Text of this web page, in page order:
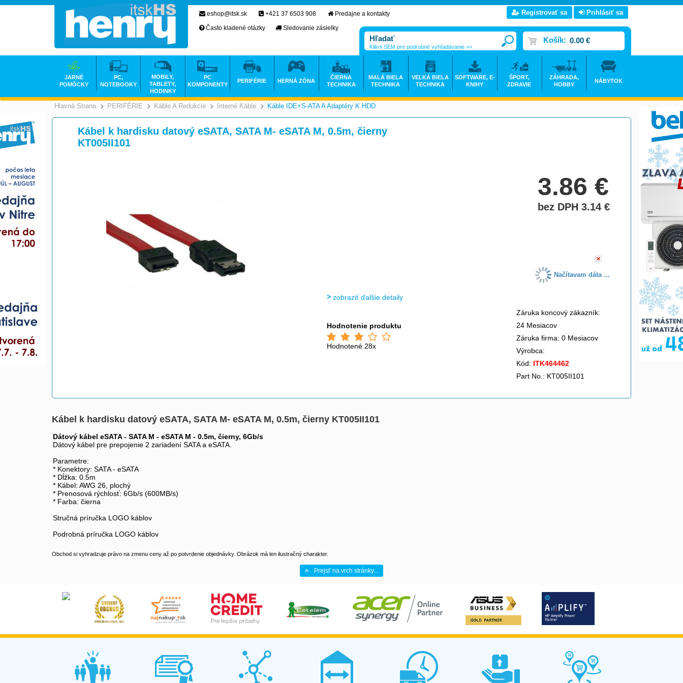
Hlavná Strana >
PERIFÉRIE >
Káble A Redukcie >
Interné Káble >
Káble IDE+S-ATA A Adaptéry K HDD
Kábel k hardisku datový eSATA, SATA M- eSATA M, 0.5m, čierny
KT005II101
3.86€
bez DPH 3.14€
Načítavam dáta ...
zobraziť ďalšie detaily
Hodnotenie produktu
Hodnotené 28x
Záruka koncový zákazník:
24 Mesiacov
Záruka firma: 0 Mesiacov
Výrobca:
Kód: ITK464462
Part No.: KT005II101
Kábel k hardisku datový eSATA, SATA M- eSATA M, 0.5m, čierny KT005II101
Dátový kábel eSATA - SATA M - eSATA M - 0.5m, čierny, 6Gb/s
Dátový kábel pre prepojenie 2 zariadení SATA a eSATA.
Parametre:
* Konektory: SATA - eSATA
* Dĺžka: 0.5m
* Kábel: AWG 26, plochý
* Prenosová rýchlosť: 6Gb/s (600MB/s)
* Farba: čierna
Stručná príručka LOGO káblov
Podrobná príručka LOGO káblov
Obchod si vyhradzuje právo na zmenu ceny až po potvrdenie objednávky. Obrázok má len ilustračný charakter.
Prejsť na vrch stránky...
eshop@itsk.sk +421 37 6503 908
Predajne a kontakty
Často kladené otázky
Sledovanie zásielky
Registrovať sa Prihlásiť sa
Košík: 0.00 €
Klikni SEM pre podrobné vyhľadávanie >>
JARNÉ
POMÔCKY
PC,
NOTEBOOKY
MOBILY,
TABLETY,
HODINKY
PC
KOMPONENTY
PERIFÉRIE HERNÁ ZÓNA
ČIERNA
TECHNIKA
MALÁ BIELA
TECHNIKA
VEĽKÁ BIELA
TECHNIKA
SOFTWARE, E-
KNIHY
ŠPORT,
ZDRAVIE
ZÁHRADA,
HOBBY
NÁBYTOK